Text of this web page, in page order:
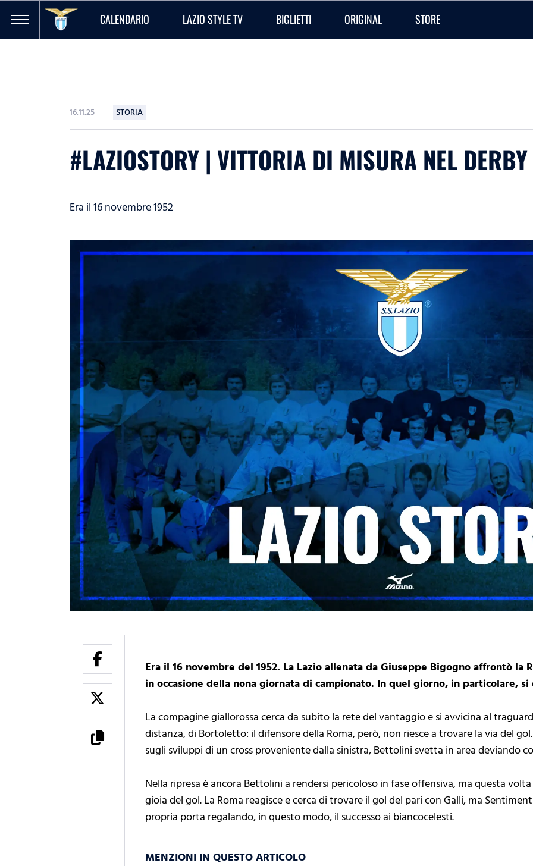
CALENDARIO LAZIO STYLE TV BIGLIETTI ORIGINAL STORE
16.11.25 STORIA
#LAZIOSTORY | VITTORIA DI MISURA NEL DERBY
Era il 16 novembre 1952
Era il 16 novembre del 1952. La Lazio allenata da Giuseppe Bigogno affrontò la
in occasione della nona giornata di campionato. In quel giorno, in particolare,
La compagine giallorossa cerca da subito la rete del vantaggio e si avvicina al
distanza, di Bortoletto: il difensore della Roma, però, non riesce a trovare la via del gol.
sugli sviluppi di un cross proveniente dalla sinistra, Bettolini svetta in area deviando
Nella ripresa è ancora Bettolini a rendersi pericoloso in fase offensiva, ma questa
gioia del gol. La Roma reagisce e cerca di trovare il gol del pari con Galli, ma
propria porta regalando, in questo modo, il successo ai biancocelesti.
MENZIONI IN QUESTO ARTICOLO